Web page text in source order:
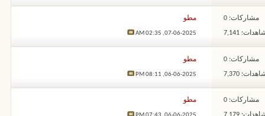
مشاركات: 0
7,141
مطو
07-06-2025,
02:35 AM
مشاركات: 0
7,370
مطو
06-06-2025,
08:11 PM
مشاركات: 0 مطو